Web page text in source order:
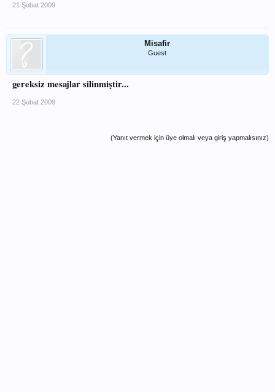
21 Şubat 2009
Misafir
Guest
gereksiz mesajlar silinmiştir...
22 Şubat 2009
(Yanıt vermek için üye olmalı veya giriş yapmalısınız)